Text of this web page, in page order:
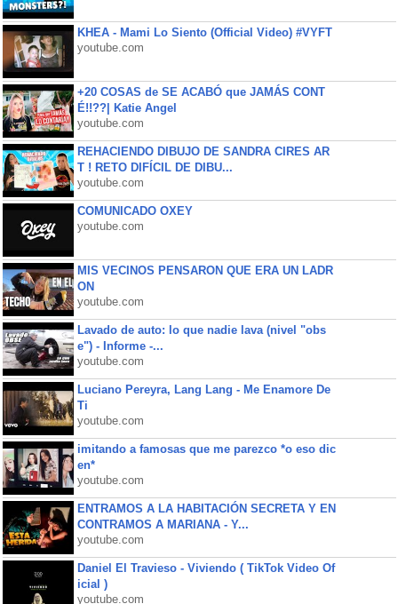
KHEA - Mami Lo Siento (Official Video) #VYFT
youtube.com
+20 COSAS de SE ACABÓ que JAMÁS CONT
É!!??| Katie Angel
youtube.com
REHACIENDO DIBUJO DE SANDRA CIRES AR
T ! RETO DIFÍCIL DE DIBU...
youtube.com
COMUNICADO OXEY
youtube.com
MIS VECINOS PENSARON QUE ERA UN LADR
ON
youtube.com
Lavado de auto: lo que nadie lava (nivel "obs
e") - Informe -...
youtube.com
Luciano Pereyra, Lang Lang - Me Enamore De
Ti
youtube.com
imitando a famosas que me parezco *o eso dic
en*
youtube.com
ENTRAMOS A LA HABITACIÓN SECRETA Y EN
CONTRAMOS A MARIANA - Y...
youtube.com
Daniel El Travieso - Viviendo ( TikTok Video Of
icial )
youtube.com